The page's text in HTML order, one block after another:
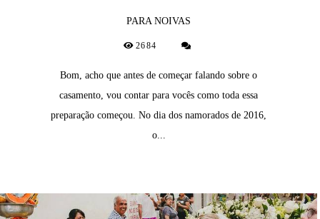
PARA NOIVAS
2684
Bom, acho que antes de começar falando sobre o
casamento, vou contar para vocês como toda essa
preparação começou. No dia dos namorados de 2016,
o...